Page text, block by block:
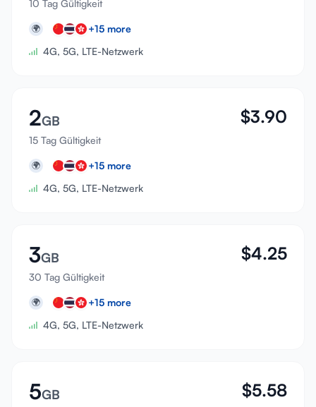
10 Tag Gültigkeit
🌍 +15 more
4G, 5G, LTE-Netzwerk
2GB
15 Tag Gültigkeit
$3.90
🌍 +15 more
4G, 5G, LTE-Netzwerk
3GB
30 Tag Gültigkeit
$4.25
🌍 +15 more
4G, 5G, LTE-Netzwerk
5GB $5.58